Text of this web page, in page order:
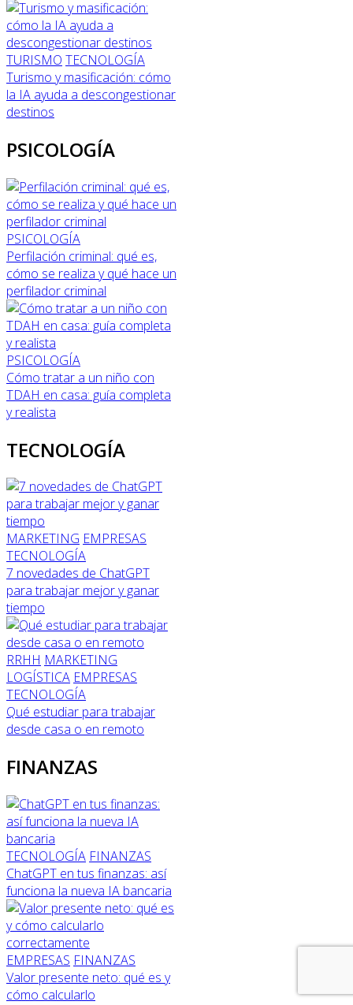
TURISMO TECNOLOGÍA
Turismo y masificación: cómo
la IA ayuda a descongestionar
destinos
PSICOLOGÍA
PSICOLOGÍA
Perfilación criminal: qué es,
cómo se realiza y qué hace un
perfilador criminal
PSICOLOGÍA
Cómo tratar a un niño con
TDAH en casa: guía completa
y realista
TECNOLOGÍA
MARKETING EMPRESAS
TECNOLOGÍA
7 novedades de ChatGPT
para trabajar mejor y ganar
tiempo
RRHH MARKETING
LOGÍSTICA EMPRESAS
TECNOLOGÍA
Qué estudiar para trabajar
desde casa o en remoto
FINANZAS
TECNOLOGÍA FINANZAS
ChatGPT en tus finanzas: así
funciona la nueva IA bancaria
EMPRESAS FINANZAS
Valor presente neto: qué es y
cómo calcularlo